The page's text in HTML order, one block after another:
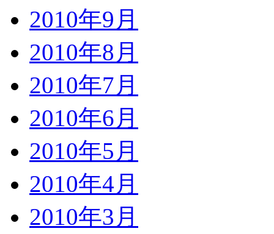
2010年9月
2010年8月
2010年7月
2010年6月
2010年5月
2010年4月
2010年3月